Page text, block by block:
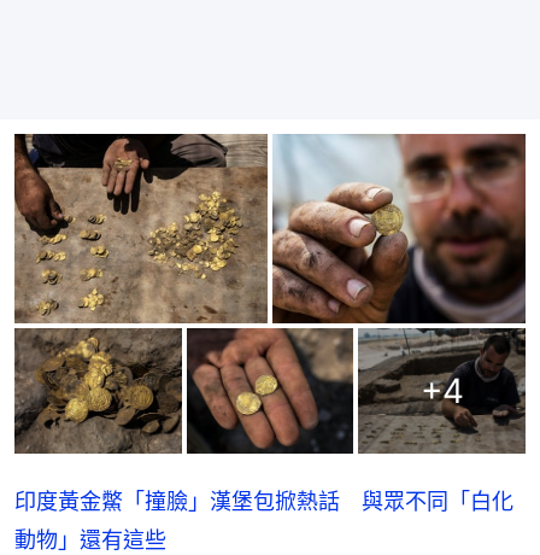
+4
印度黃金鱉「撞臉」漢堡包掀熱話 與眾不同「白化
動物」還有這些